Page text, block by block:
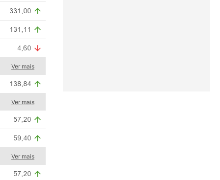
Ver mais
Ver mais
Ver mais